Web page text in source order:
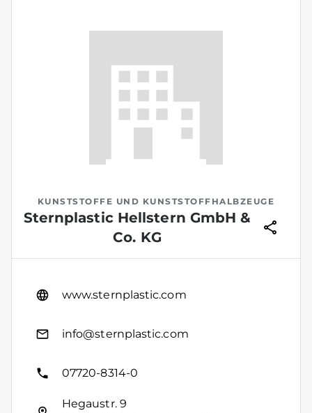
KUNSTSTOFFE UND KUNSTSTOFFHALBZEUGE
Sternplastic Hellstern GmbH &
Co. KG
www.sternplastic.com
info@sternplastic.com
07720-8314-0
Hegaustr. 9